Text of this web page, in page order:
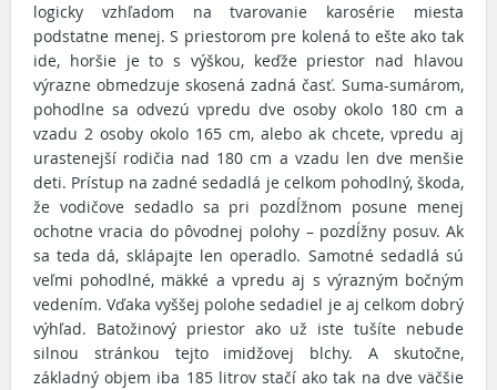
logicky vzhľadom na tvarovanie karosérie miesta
podstatne menej. S priestorom pre kolená to ešte ako tak
ide, horšie je to s výškou, keďže priestor nad hlavou
výrazne obmedzuje skosená zadná časť. Suma-sumárom,
pohodlne sa odvezú vpredu dve osoby okolo 180 cm a
vzadu 2 osoby okolo 165 cm, alebo ak chcete, vpredu aj
urastenejší rodičia nad 180 cm a vzadu len dve menšie
deti. Prístup na zadné sedadlá je celkom pohodlný, škoda,
že vodičove sedadlo sa pri pozdĺžnom posune menej
ochotne vracia do pôvodnej polohy – pozdĺžny posuv. Ak
sa teda dá, sklápajte len operadlo. Samotné sedadlá sú
veľmi pohodlné, mäkké a vpredu aj s výrazným bočným
vedením. Vďaka vyššej polohe sedadiel je aj celkom dobrý
výhľad. Batožinový priestor ako už iste tušíte nebude
silnou stránkou tejto imidžovej blchy. A skutočne,
základný objem iba 185 litrov stačí ako tak na dve väčšie